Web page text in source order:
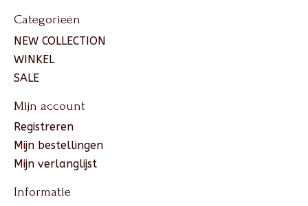
Categorieën
NEW COLLECTION
WINKEL
SALE
Mijn account
Registreren
Mijn bestellingen
Mijn verlanglijst
Informatie